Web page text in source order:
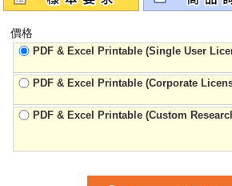
價格
PDF & Excel Printable (Single User
PDF & Excel Printable (Corporate
PDF & Excel Printable (Custom